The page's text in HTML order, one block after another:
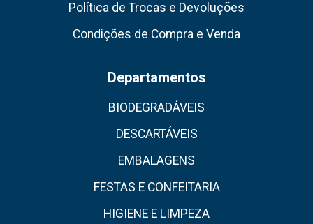
Política de Trocas e Devoluções
Condições de Compra e Venda
Departamentos
BIODEGRADÁVEIS
DESCARTÁVEIS
EMBALAGENS
FESTAS E CONFEITARIA
HIGIENE E LIMPEZA